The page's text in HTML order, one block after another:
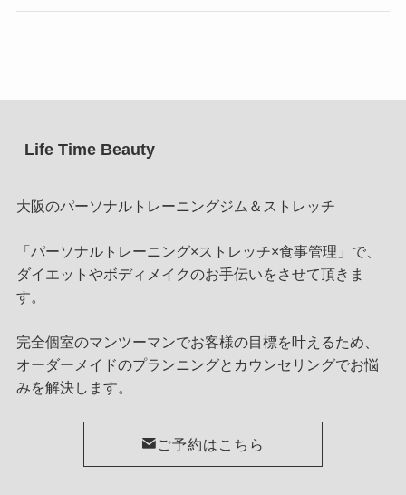
Life Time Beauty
大阪のパーソナルトレーニングジム＆ストレッチ
「パーソナルトレーニング×ストレッチ×食事管理」で、
ダイエットやボディメイクのお手伝いをさせて頂きま
す。
完全個室のマンツーマンでお客様の目標を叶えるため、
オーダーメイドのプランニングとカウンセリングでお悩
みを解決します。
ご予約はこちら